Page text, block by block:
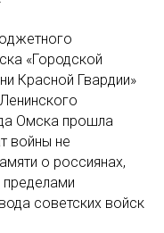
«Городской
Красной Гвардии»
Омска прошла
войны не
о россиянах,
советских войск